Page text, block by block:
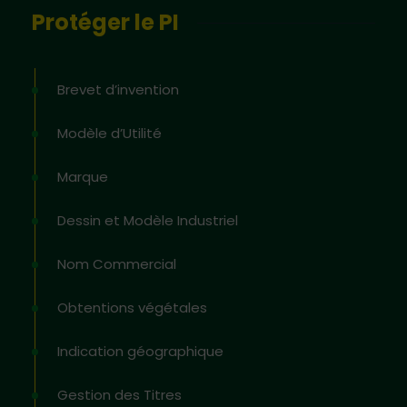
Protéger le PI
Brevet d’invention
Modèle d’Utilité
Marque
Dessin et Modèle Industriel
Nom Commercial
Obtentions végétales
Indication géographique
Gestion des Titres